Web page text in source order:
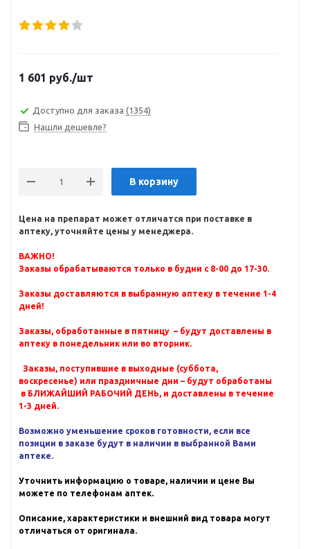
1 601 руб./шт
Доступно для заказа (1354)
Нашли дешевле?
В корзину
Цена на препарат может отличатся при поставке в
аптеку, уточняйте цены у менеджера.
ВАЖНО!
Заказы обрабатываются только в будни с 8-00 до 17-30.
Заказы доставляются в выбранную аптеку в течение 1-4
дней!
Заказы, обработанные в пятницу – будут доставлены в
аптеку в понедельник или во вторник.
Заказы, поступившие в выходные (суббота,
воскресенье) или праздничные дни – будут обработаны
в БЛИЖАЙШИЙ РАБОЧИЙ ДЕНЬ, и доставлены в течение
1-3 дней.
Возможно уменьшение сроков готовности, если все
позиции в заказе будут в наличии в выбранной Вами
аптеке.
Уточнить информацию о товаре, наличии и цене Вы
можете по телефонам аптек.
Описание, характеристики и внешний вид товара могут
отличаться от оригинала.